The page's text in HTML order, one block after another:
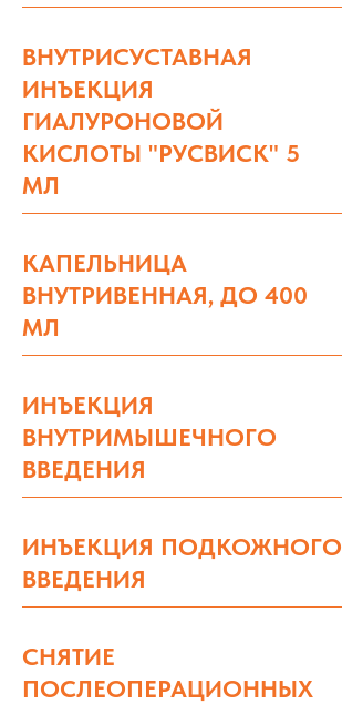
ВНУТРИСУСТАВНАЯ
ИНЪЕКЦИЯ
ГИАЛУРОНОВОЙ
КИСЛОТЫ "РУСВИСК" 5
МЛ
КАПЕЛЬНИЦА
ВНУТРИВЕННАЯ, ДО 400
МЛ
ИНЪЕКЦИЯ
ВНУТРИМЫШЕЧНОГО
ВВЕДЕНИЯ
ИНЪЕКЦИЯ ПОДКОЖНОГО
ВВЕДЕНИЯ
СНЯТИЕ
ПОСЛЕОПЕРАЦИОННЫХ